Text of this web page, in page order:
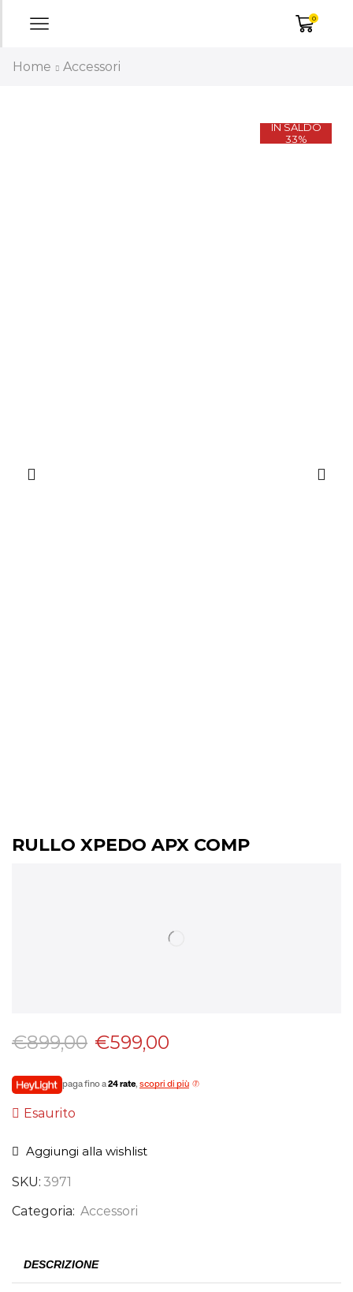
0
Home Accessori
IN SALDO
33%
RULLO XPEDO APX COMP
€899,00 €599,00
paga fino a24 rate, scopri di più
Esaurito
Aggiungi alla wishlist
SKU: 3971
Categoria: Accessori
DESCRIZIONE